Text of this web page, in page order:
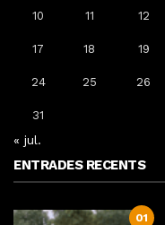
10 11 12
17 18 19
24 25 26
31
« jul.
ENTRADES RECENTS
01